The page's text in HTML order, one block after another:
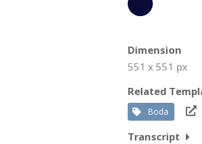
Dimension
551 x 551 px
Related
Boda
Transcript